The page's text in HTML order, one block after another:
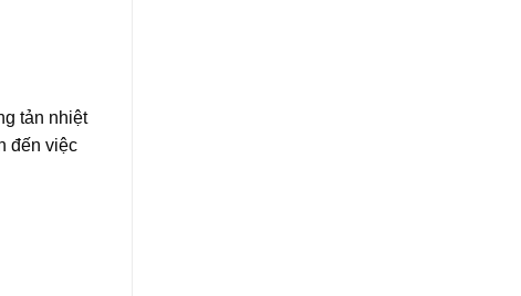
tản nhiệt
đến việc